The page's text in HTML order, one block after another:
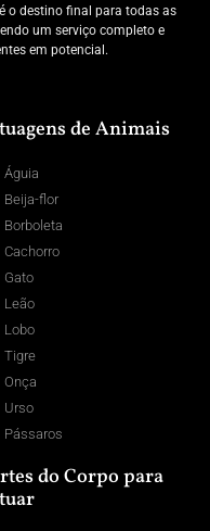
o destino final para todas as
um serviço completo e
em potencial.
de Animais
Águia
Beija-flor
Borboleta
Cachorro
Gato
Leão
Lobo
Tigre
Onça
Urso
Pássaros
do Corpo para